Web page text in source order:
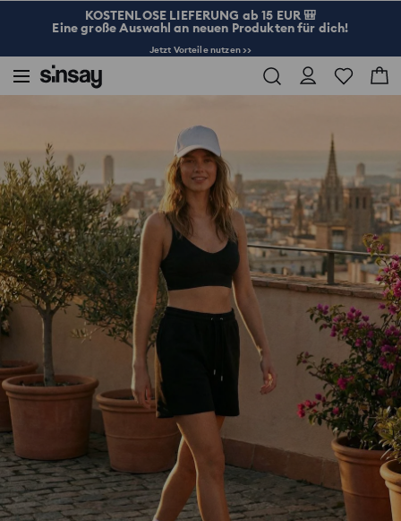
KOSTENLOSE LIEFERUNG ab 15 EUR 🎒
Eine große Auswahl an neuen Produkten für dich!
Jetzt Vorteile nutzen >>